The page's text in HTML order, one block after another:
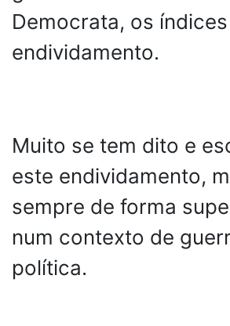
Democrata, os
endividamento.
Muito se tem dito e
este endividamento,
sempre de forma
num contexto de
política.